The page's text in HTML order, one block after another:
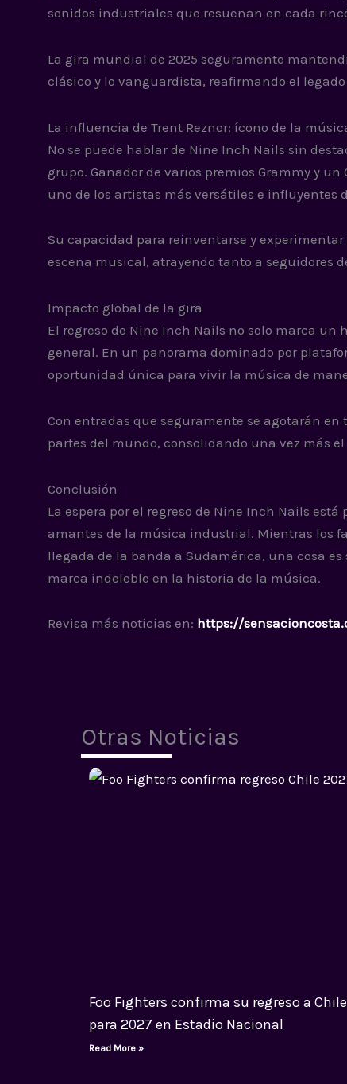
sonidos industriales que resuenan en cada
La gira mundial de 2025 seguramente
clásico y lo vanguardista, reafirmando el
La influencia de Trent Reznor: ícono de la
No se puede hablar de Nine Inch Nails sin
grupo. Ganador de varios premios Grammy y
uno de los artistas más versátiles e influyentes
Su capacidad para reinventarse y
escena musical, atrayendo tanto a seguidores
Impacto global de la gira
El regreso de Nine Inch Nails no solo marca
general. En un panorama dominado por
oportunidad única para vivir la música de
Con entradas que seguramente se agotarán
partes del mundo, consolidando una vez más
Conclusión
La espera por el regreso de Nine Inch Nails
amantes de la música industrial. Mientras los
llegada de la banda a Sudamérica, una cosa
marca indeleble en la historia de la música.
Revisa más noticias en: https://
Otras Noticias
Foo Fighters confirma su regreso a Chile
para 2027 en Estadio Nacional
Read More »